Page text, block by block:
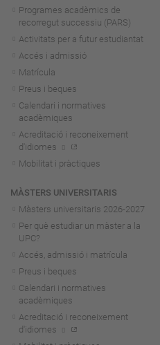
Programes acadèmics de
recorregut successiu (PARS)
Activitats per a futur estudiantat
Accés i admissió
Matrícula
Preus i beques
Calendari i normatives
acadèmiques
Acreditació i reconeixement
d'idiomes
Mobilitat i pràctiques
MÀSTERS UNIVERSITARIS
Màsters universitaris 2026-2027
Per què estudiar un màster a la
UPC?
Accés, admissió i matrícula
Preus i beques
Calendari i normatives
acadèmiques
Acreditació i reconeixement
d'idiomes